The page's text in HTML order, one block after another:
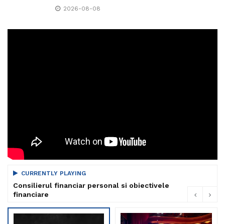
2026-08-08
CURRENTLY PLAYING
Consilierul financiar personal si obiectivele
financiare